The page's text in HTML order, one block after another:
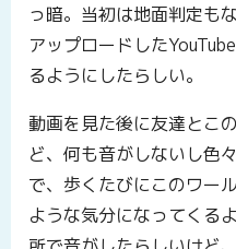
っ暗。当初は地面判定も
アップロードした
るようにしたらしい。
動画を見た後に友達とこ
ど、何も音がしないし色
で、歩くたびにこのワー
ような気分になってくる